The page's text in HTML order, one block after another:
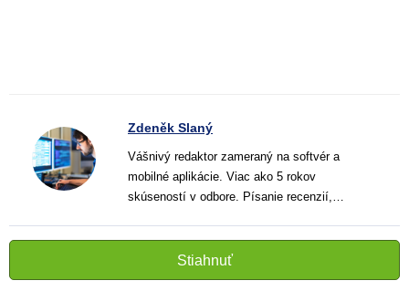
Zdeněk Slaný
Vášnivý redaktor zameraný na softvér a
mobilné aplikácie. Viac ako 5 rokov
skúseností v odbore. Písanie recenzií,
informatívnych textov, ktoré pomáhajú
čitateľom lepšie porozumieť a využiť moderné
technológie.
Stiahnuť